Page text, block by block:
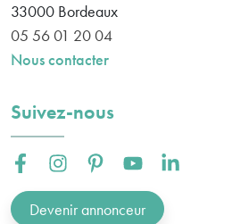
33000 Bordeaux
05 56 01 20 04
Nous contacter
Suivez-nous
Facebook :Instagram :Pinterest :Youtube :Linkedin :
Devenir annonceur